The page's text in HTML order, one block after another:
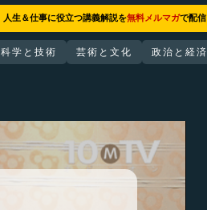
人生＆仕事に役立つ講義解説を無料メルマガで配信
科学と技術 芸術と文化 政治と経済